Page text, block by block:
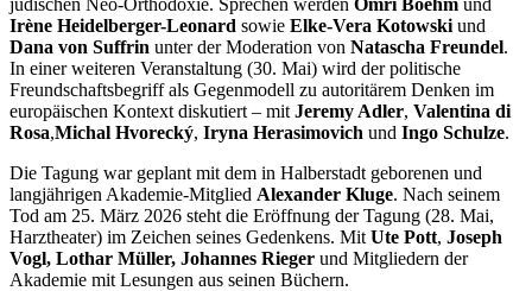
Irène Heidelberger-Leonard sowie Elke-Vera Kotowski und
Dana von Suffrin unter der Moderation von Natascha Freundel.
In einer weiteren Veranstaltung (30. Mai) wird der politische
Freundschaftsbegriff als Gegenmodell zu autoritärem Denken im
europäischen Kontext diskutiert – mit Jeremy Adler, Valentina di
Rosa,Michal Hvorecký, Iryna Herasimovich und Ingo Schulze.
Die Tagung war geplant mit dem in Halberstadt geborenen und
langjährigen Akademie-Mitglied Alexander Kluge. Nach seinem
Tod am 25. März 2026 steht die Eröffnung der Tagung (28. Mai,
Harztheater) im Zeichen seines Gedenkens. Mit Ute Pott, Joseph
Vogl, Lothar Müller, Johannes Rieger und Mitgliedern der
Akademie mit Lesungen aus seinen Büchern.